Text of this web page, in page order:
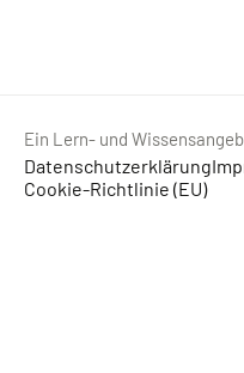
Ein Lern- und
Datenschutzerklärung
Cookie-Richtlinie (EU)